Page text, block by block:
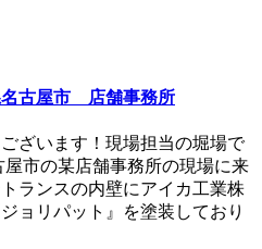
古屋市 店舗事務所
ざいます！現場担当の堀場で
市の某店舗事務所の現場に来
ランスの内壁にアイカ工業株
ョリパット』を塗装しており